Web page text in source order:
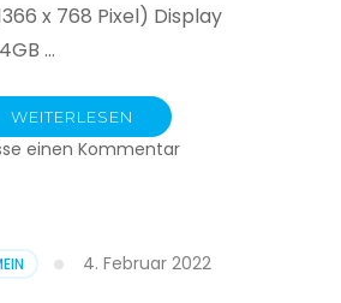
x 768 Pixel) Display
…
WEITERLESEN
einen Kommentarzu
4. Februar 2022